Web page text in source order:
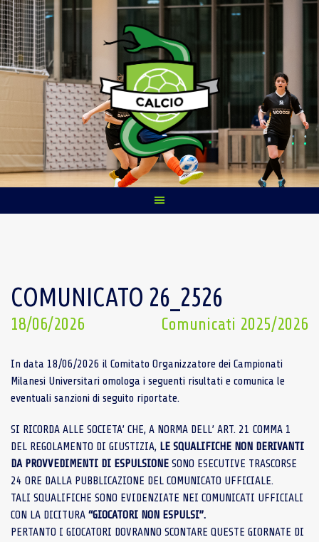
Skip
to
content
COMUNICATO 26_2526
Comunicati 2025/2026
18/06/2026
In data 18/06/2026 il Comitato Organizzatore dei Campionati
Milanesi Universitari omologa i seguenti risultati e comunica le
eventuali sanzioni di seguito riportate.
SI RICORDA ALLE SOCIETA’ CHE, A NORMA DELL’ ART. 21 COMMA 1
DEL REGOLAMENTO DI GIUSTIZIA, LE SQUALIFICHE NON DERIVANTI
DA PROVVEDIMENTI DI ESPULSIONE SONO ESECUTIVE TRASCORSE
24 ORE DALLA PUBBLICAZIONE DEL COMUNICATO UFFICIALE.
TALI SQUALIFICHE SONO EVIDENZIATE NEI COMUNICATI UFFICIALI
CON LA DICITURA “GIOCATORI NON ESPULSI”.
PERTANTO I GIOCATORI DOVRANNO SCONTARE QUESTE GIORNATE DI